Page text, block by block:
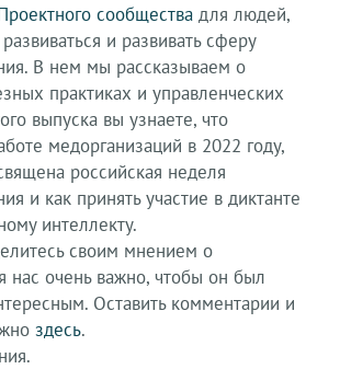
сообщества для людей,
и развивать сферу
В нем мы рассказываем о
практиках и управленческих
выпуска вы узнаете, что
медорганизаций в 2022 году,
российская неделя
и как принять участие в диктанте
интеллекту.
своим мнением о
нас очень важно, чтобы он был
Оставить комментарии и
здесь.